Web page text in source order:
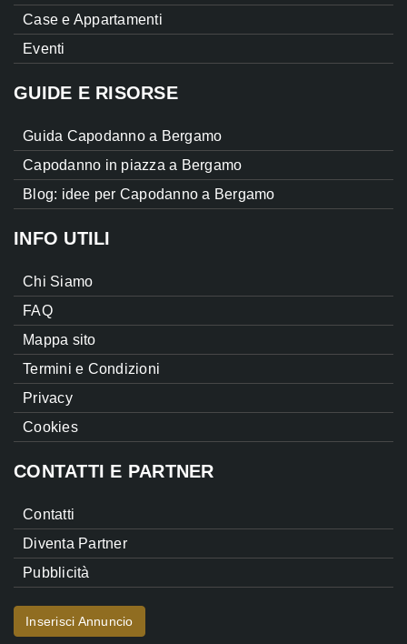
Case e Appartamenti
Eventi
GUIDE E RISORSE
Guida Capodanno a Bergamo
Capodanno in piazza a Bergamo
Blog: idee per Capodanno a Bergamo
INFO UTILI
Chi Siamo
FAQ
Mappa sito
Termini e Condizioni
Privacy
Cookies
CONTATTI E PARTNER
Contatti
Diventa Partner
Pubblicità
Inserisci Annuncio